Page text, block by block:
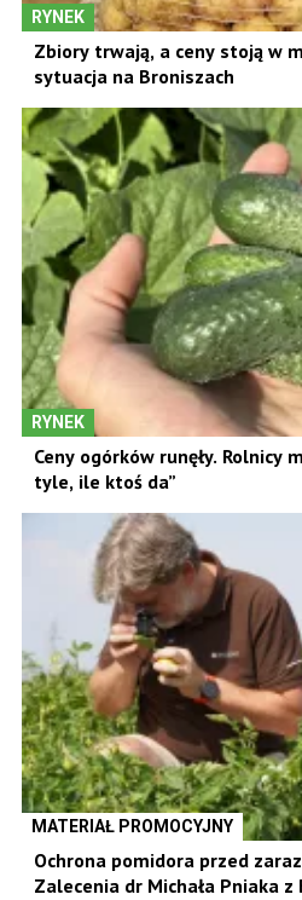
RYNEK
Zbiory trwają, a ceny stoją w
sytuacja na Broniszach
RYNEK
Ceny ogórków runęły. Rolnicy
tyle, ile ktoś da”
MATERIAŁ PROMOCYJNY
Ochrona pomidora przed
Zalecenia dr Michała Pniaka z